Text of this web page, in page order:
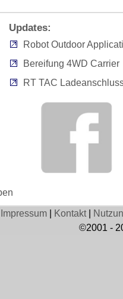
Updates:
Robot Outdoor
Bereifung 4WD Carrier
RT TAC
Impressum Kontakt
©2001 -